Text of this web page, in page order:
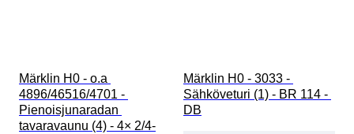
Märklin H0 - o.a
4896/46516/4701 -
Pienoisjunaradan
tavaravaunu (4) - 4× 2/4-
Märklin H0 - 3033 -
Sähköveturi (1) - BR 114 -
DB